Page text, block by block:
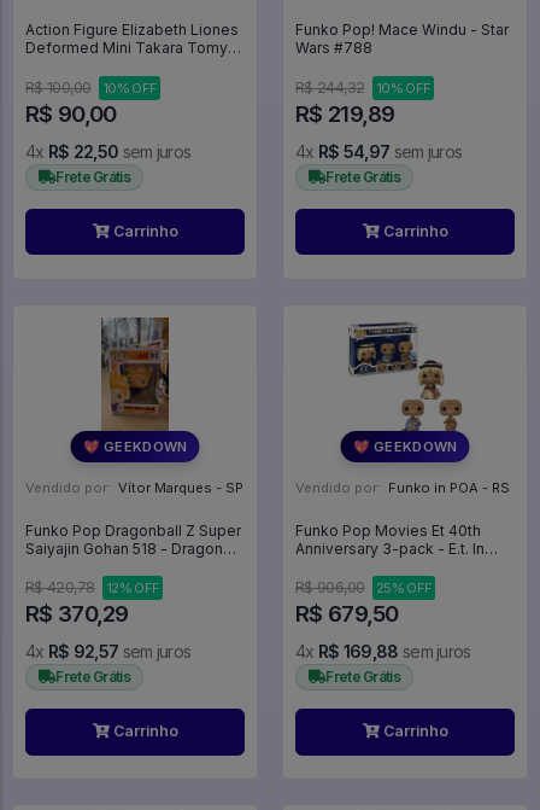
Action Figure Elizabeth Liones
Deformed Mini Takara Tomy
R$ 100,00
10% OFF
R$ 90,00
4x R$ 22,50 sem juros
Frete Grátis
Carrinho
Funko Pop! Mace Windu - Star
Wars #788
R$ 244,32 10% OFF
R$ 219,89
4x R$ 54,97 sem juros
Frete Grátis
Carrinho
💖 GEEKDOWN
Vendido por: Vítor Marques - SP
Funko Pop Dragonball Z Super
Saiyajin Gohan 518 - Dragon
R$ 420,78
12% OFF
R$ 370,29
4x R$ 92,57 sem juros
Frete Grátis
Carrinho
💖 GEEKDOWN
Vendido por: Funko in POA - RS
Funko Pop Movies Et 40th
Anniversary 3-pack - E.t. In
With Flowers (65051)
R$ 906,00 25% OFF
R$ 679,50
4x R$ 169,88 sem juros
Frete Grátis
Carrinho